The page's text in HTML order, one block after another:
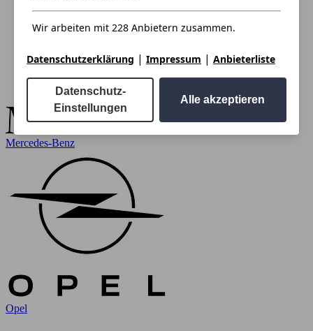
Mercedes-Benz
Opel
Wir arbeiten mit 228 Anbietern zusammen.
Datenschutzerklärung | Impressum | Anbieterliste
Datenschutz-
Einstellungen
Alle akzeptieren